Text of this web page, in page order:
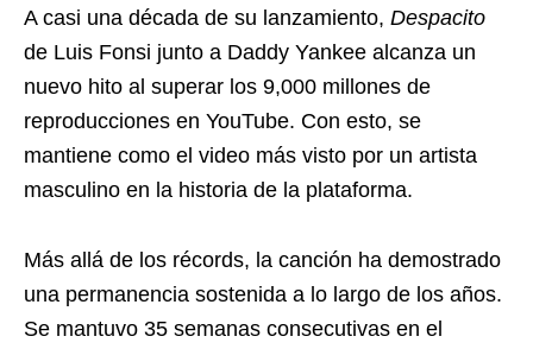
A casi una década de su lanzamiento, Despacito
de Luis Fonsi junto a Daddy Yankee alcanza un
nuevo hito al superar los 9,000 millones de
reproducciones en YouTube. Con esto, se
mantiene como el video más visto por un artista
masculino en la historia de la plataforma.
Más allá de los récords, la canción ha demostrado
una permanencia sostenida a lo largo de los años.
Se mantuvo 35 semanas consecutivas en el